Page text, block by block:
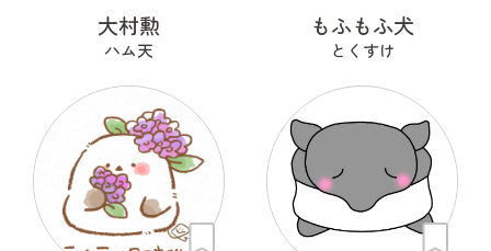
大村勲
ハム天
もふもふ犬
とくすけ